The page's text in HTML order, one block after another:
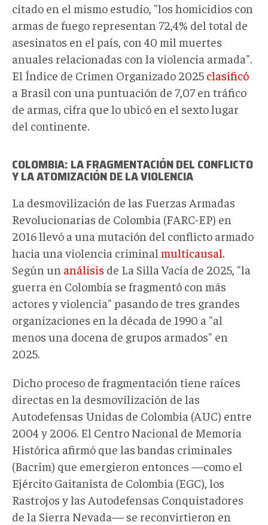
citado en el mismo estudio, "los homicidios con
armas de fuego representan 72,4% del total de
asesinatos en el país, con 40 mil muertes
anuales relacionadas con la violencia armada".
El Índice de Crimen Organizado 2025 clasificó
a Brasil con una puntuación de 7,07 en tráfico
de armas, cifra que lo ubicó en el sexto lugar
del continente.
COLOMBIA: LA FRAGMENTACIÓN DEL CONFLICTO
Y LA ATOMIZACIÓN DE LA VIOLENCIA
La desmovilización de las Fuerzas Armadas
Revolucionarias de Colombia (FARC-EP) en
2016 llevó a una mutación del conflicto armado
hacia una violencia criminal multicausal.
Según un análisis de La Silla Vacía de 2025, "la
guerra en Colombia se fragmentó con más
actores y violencia" pasando de tres grandes
organizaciones en la década de 1990 a "al
menos una docena de grupos armados" en
2025.
Dicho proceso de fragmentación tiene raíces
directas en la desmovilización de las
Autodefensas Unidas de Colombia (AUC) entre
2004 y 2006. El Centro Nacional de Memoria
Histórica afirmó que las bandas criminales
(Bacrim) que emergieron entonces —como el
Ejército Gaitanista de Colombia (EGC), los
Rastrojos y las Autodefensas Conquistadores
de la Sierra Nevada— se reconvirtieron en